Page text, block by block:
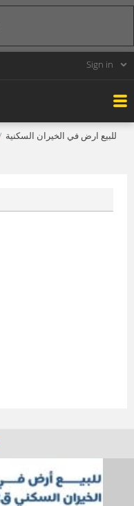
Sign in
للبيع ارض في الخيران السكنية